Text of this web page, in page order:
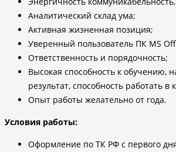
Аналитический склад ума;
Активная жизненная позиция;
Уверенный пользователь ПК MS
Ответственность и порядочность;
Высокая способность к обучению,
результат, способность работать в
Опыт работы желательно от года.
Условия работы:
Оформление по ТК РФ с первого